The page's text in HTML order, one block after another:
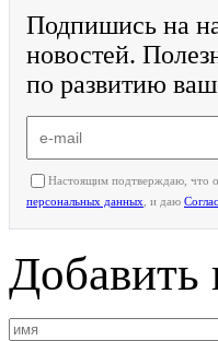
Подпишись на
новостей.
по развитию
Настоящим подтверждаю, что
персональных данных , и даю
Добавить